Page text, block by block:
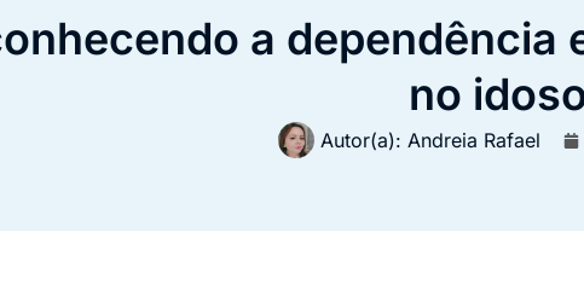
a dependência
no
Autor(a): Andreia Rafael